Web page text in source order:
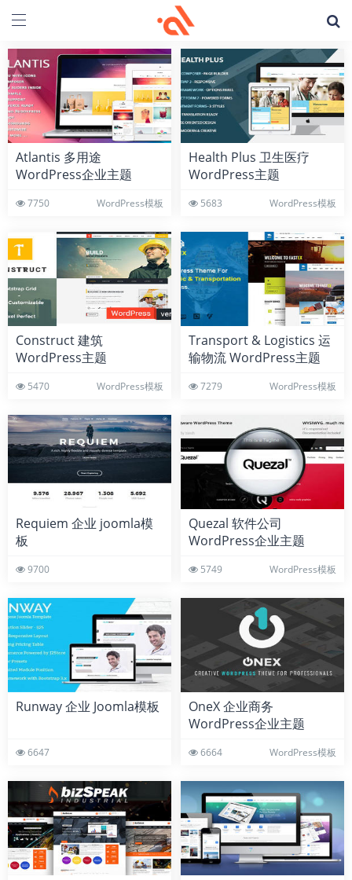
Atlantis 多用途
WordPress企业主题
7750 WordPress模板
Health Plus 卫生医疗
WordPress主题
5683 WordPress模板
Construct 建筑
WordPress主题
5470 WordPress模板
Transport & Logistics 运
输物流 WordPress主题
7279 WordPress模板
Requiem 企业 joomla模
板
9700
Quezal 软件公司
WordPress企业主题
5749 WordPress模板
Runway 企业 Joomla模板
6647
OneX 企业商务
WordPress企业主题
6664 WordPress模板